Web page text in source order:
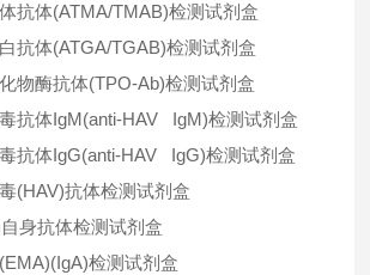
抗体(ATMA/TMAB)检测试剂盒
抗体(ATGA/TGAB)检测试剂盒
物酶抗体(TPO-Ab)检测试剂盒
抗体IgM(anti-HAV IgM)检测试剂盒
抗体IgG(anti-HAV IgG)检测试剂盒
(HAV)抗体检测试剂盒
身抗体检测试剂盒
检测试剂盒